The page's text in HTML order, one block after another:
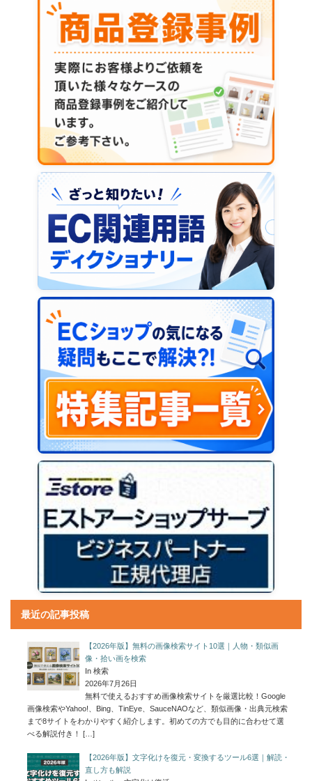
最近の記事投稿
【2026年版】無料の画像検索サイト10選｜人物・類似画
像・拾い画を検索
In 検索
2026年7月26日
無料で使えるおすすめ画像検索サイトを厳選比較！Google
画像検索やYahoo!、Bing、TinEye、SauceNAOなど、類似画像・出典元検索
まで8サイトをわかりやすく紹介します。初めての方でも目的に合わせて選
べる解説付き！
[…]
【2026年版】文字化けを復元・変換するツール6選｜解読・
直し方も解説